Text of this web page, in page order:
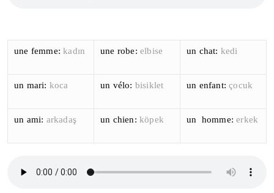
une femme:kadın une robe: elbise un chat: kedi
un mari: koca un vélo: bisiklet un enfant:çocuk
un ami: arkadaş un chien: köpek un homme:erkek